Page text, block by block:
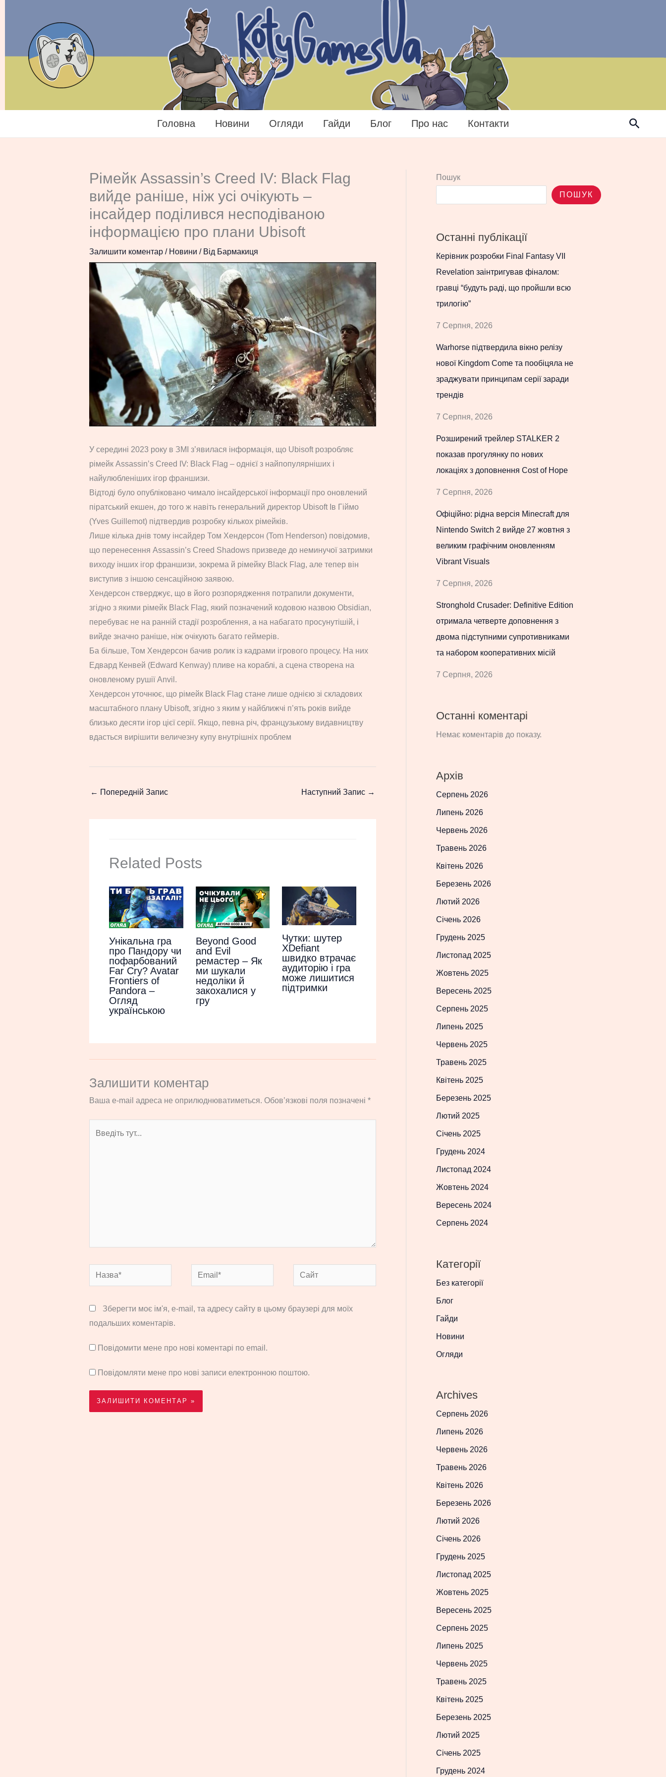
Головна Новини Огляди Гайди Блог Про нас Контакти Пошук
Рімейк Assassin’s Creed IV: Black Flag
вийде раніше, ніж усі очікують –
інсайдер поділився несподіваною
інформацією про плани Ubisoft
Залишити коментар / Новини / Від Бармакиця
У середині 2023 року в ЗМІ з’явилася інформація, що Ubisoft розробляє
рімейк Assassin’s Creed IV: Black Flag – однієї з найпопулярніших і
найулюбленіших ігор франшизи.
Відтоді було опубліковано чимало інсайдерської інформації про оновлений
піратський екшен, до того ж навіть генеральний директор Ubisoft Ів Гіймо
(Yves Guillemot) підтвердив розробку кількох рімейків.
Лише кілька днів тому інсайдер Том Хендерсон (Tom Henderson) повідомив,
що перенесення Assassin’s Creed Shadows призведе до неминучої затримки
виходу інших ігор франшизи, зокрема й рімейку Black Flag, але тепер він
виступив з іншою сенсаційною заявою.
Хендерсон стверджує, що в його розпорядження потрапили документи,
згідно з якими рімейк Black Flag, який позначений кодовою назвою Obsidian,
перебуває не на ранній стадії розроблення, а на набагато просунутішій, і
вийде значно раніше, ніж очікують багато геймерів.
Ба більше, Том Хендерсон бачив ролик із кадрами ігрового процесу. На них
Едвард Кенвей (Edward Kenway) пливе на кораблі, а сцена створена на
оновленому рушії Anvil.
Хендерсон уточнює, що рімейк Black Flag стане лише однією зі складових
масштабного плану Ubisoft, згідно з яким у найближчі п’ять років вийде
близько десяти ігор цієї серії. Якщо, певна річ, французькому видавництву
вдасться вирішити величезну купу внутрішніх проблем
← Попередній Запис Наступний Запис →
Related Posts
Унікальна гра
про Пандору чи
пофарбований
Far Cry? Avatar
Frontiers of
Pandora –
Огляд
українською
Beyond Good
and Evil
ремастер – Як
ми шукали
недоліки й
закохалися у
гру
Чутки: шутер
XDefiant
швидко втрачає
аудиторію і гра
може лишитися
підтримки
Залишити коментар
Ваша e-mail адреса не оприлюднюватиметься. Обов’язкові поля позначені *
Назва* Email* Сайт
Зберегти моє ім'я, e-mail, та адресу сайту в цьому браузері для моїх
подальших коментарів.
Повідомити мене про нові коментарі по email.
Повідомляти мене про нові записи електронною поштою.
Пошук
ПОШУК
Останні публікації
Керівник розробки Final Fantasy VII
Revelation заінтригував фіналом:
гравці “будуть раді, що пройшли всю
трилогію”
7 Серпня, 2026
Warhorse підтвердила вікно релізу
нової Kingdom Come та пообіцяла не
зраджувати принципам серії заради
трендів
7 Серпня, 2026
Розширений трейлер STALKER 2
показав прогулянку по нових
локаціях з доповнення Cost of Hope
7 Серпня, 2026
Офіційно: рідна версія Minecraft для
Nintendo Switch 2 вийде 27 жовтня з
великим графічним оновленням
Vibrant Visuals
7 Серпня, 2026
Stronghold Crusader: Definitive Edition
отримала четверте доповнення з
двома підступними супротивниками
та набором кооперативних місій
7 Серпня, 2026
Останні коментарі
Немає коментарів до показу.
Архів
Серпень 2026
Липень 2026
Червень 2026
Травень 2026
Квітень 2026
Березень 2026
Лютий 2026
Січень 2026
Грудень 2025
Листопад 2025
Жовтень 2025
Вересень 2025
Серпень 2025
Липень 2025
Червень 2025
Травень 2025
Квітень 2025
Березень 2025
Лютий 2025
Січень 2025
Грудень 2024
Листопад 2024
Жовтень 2024
Вересень 2024
Серпень 2024
Категорії
Без категорії
Блог
Гайди
Новини
Огляди
Archives
Серпень 2026
Липень 2026
Червень 2026
Травень 2026
Квітень 2026
Березень 2026
Лютий 2026
Січень 2026
Грудень 2025
Листопад 2025
Жовтень 2025
Вересень 2025
Серпень 2025
Липень 2025
Червень 2025
Травень 2025
Квітень 2025
Березень 2025
Лютий 2025
Січень 2025
Грудень 2024